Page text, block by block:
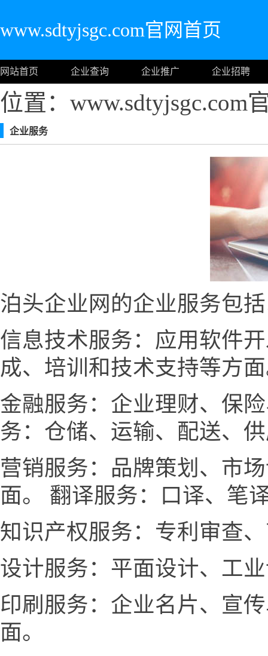
www.sdtyjsgc.com官网首页
网站首页 企业查询 企业推广 企业招聘
位置：www.sdtyjsgc.com
企业服务
泊头企业网的企业服务包
信息技术服务：应用软件
成、培训和技术支持等方
金融服务：企业理财、保
务：仓储、运输、配送、
营销服务：品牌策划、市
面。 翻译服务：口译、笔
知识产权服务：专利审查
设计服务：平面设计、工
印刷服务：企业名片、宣
面。